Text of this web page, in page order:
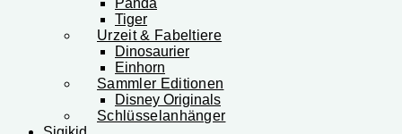
Panda
Tiger
Urzeit & Fabeltiere
Dinosaurier
Einhorn
Sammler Editionen
Disney Originals
Schlüsselanhänger